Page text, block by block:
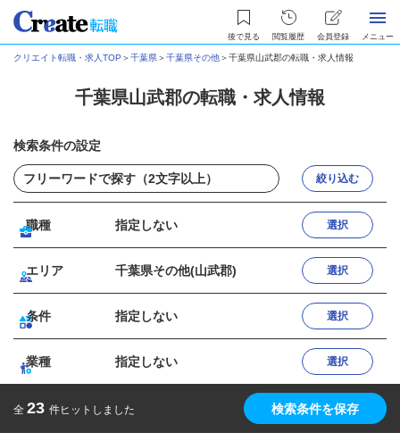
後で見る 閲覧履歴 会員登録 メニュー
クリエイト転職・求人TOP ＞千葉県＞千葉県その他＞千葉県山武郡の転職・求人情報
千葉県山武郡の転職・求人情報
検索条件の設定
絞り込む
職種 指定しない 選択
エリア 千葉県その他(山武郡) 選択
条件 指定しない 選択
業種 指定しない 選択
全 23 件ヒットしました 検索条件を保存